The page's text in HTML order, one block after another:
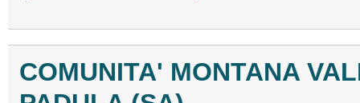
COMUNITA' MONTANA